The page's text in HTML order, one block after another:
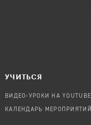
УЧИТЬСЯ
ВИДЕО-УРОКИ НА YOUTUBE
КАЛЕНДАРЬ МЕРОПРИЯТИЙ